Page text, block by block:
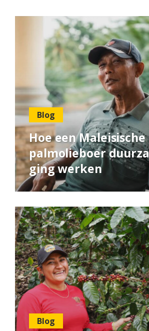
Blog
Hoe een Maleisische
palmolieboer
ging werken
Blog